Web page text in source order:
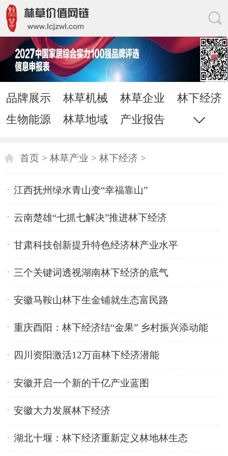
品牌展示 林草机械 林草企业
林下经济
生物能源
林草地域 产业报告
花草苗木
首页 > 林草产业 > 林下经济>
江西抚州绿水青山变“幸福靠山”
云南楚雄“七抓七解决”推进林下经济
甘肃科技创新提升特色经济林产业水平
三个关键词透视湖南林下经济的底气
安徽马鞍山林下生金铺就生态富民路
重庆酉阳：林下经济结“金果” 乡村振兴添动能
四川资阳激活12万亩林下经济潜能
安徽开启一个新的千亿产业蓝图
安徽大力发展林下经济
湖北十堰：林下经济重新定义林地林生态